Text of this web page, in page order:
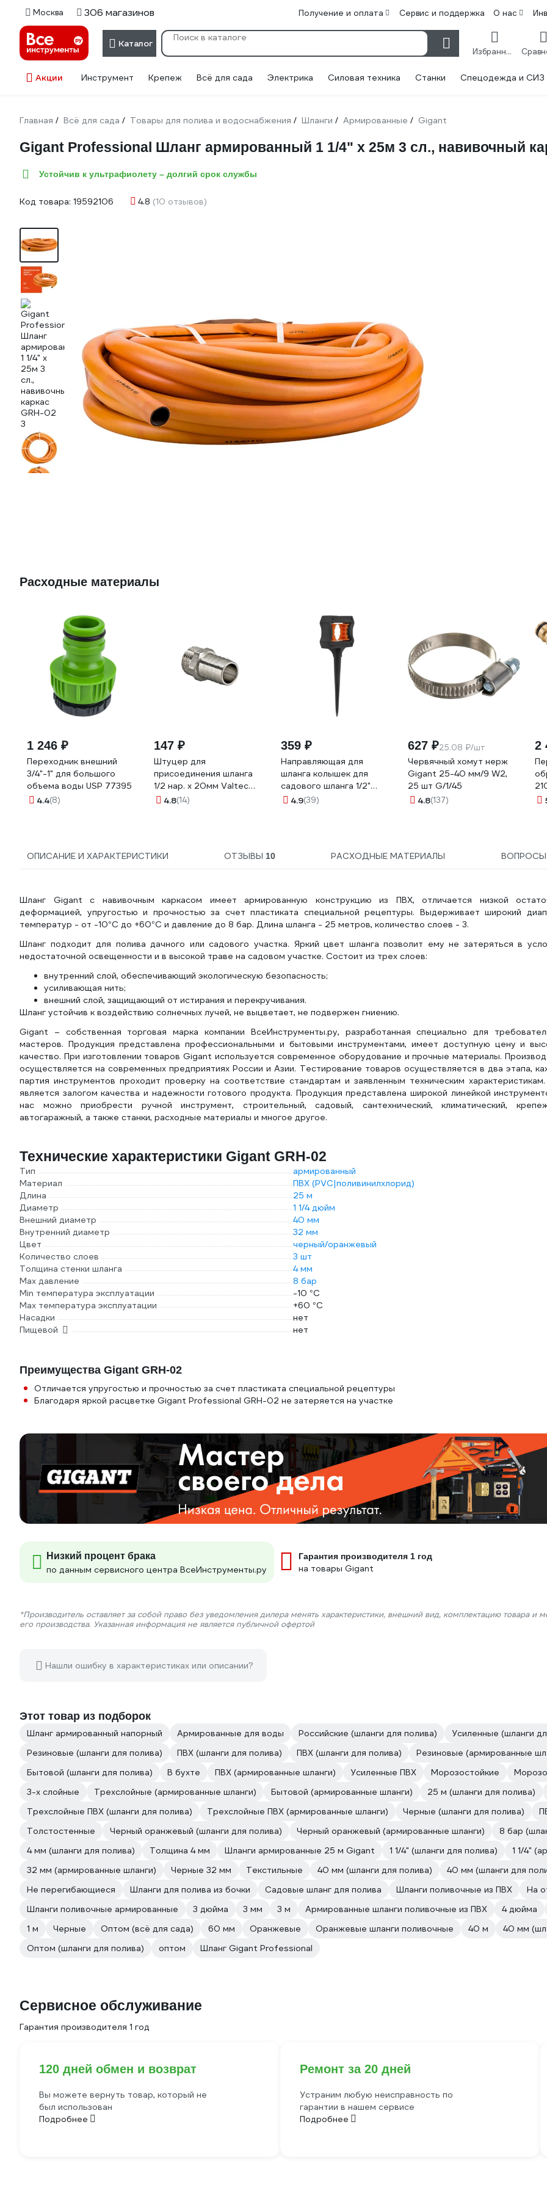
Москва 306 магазинов Получение и оплата Сервис и поддержка О нас
Каталог
Избранное
Акции Инструмент Крепеж Всё для сада Электрика Силовая техника Станки Спецодежда и СИЗ
Главная / Всё для сада / Товары для полива и водоснабжения / Шланги / Армированные / Gigant
Gigant Professional Шланг армированный 1 1/4" х 25м 3 сл., навивочный
Устойчив к ультрафиолету – долгий срок службы
Код товара: 19592106 4.8 (10 отзывов)
Расходные материалы
1 246 ₽
Переходник внешний
3/4"-1" для большого
объема воды USP 77395
4.4(8)
147 ₽
Штуцер для
присоединения шланга
1/2 нар. х 20мм Valtec
VTr.650.N.0420
4.8(14)
359 ₽
Направляющая для
шланга колышек для
садового шланга 1/2"
MasterProf ДС.070921
4.9(39)
627 ₽25.08 ₽/шт
Червячный хомут нерж
Gigant 25-40 мм/9 W2,
25 шт G/1/45
4.8(137)
2
ОПИСАНИЕ И ХАРАКТЕРИСТИКИ ОТЗЫВЫ 10 РАСХОДНЫЕ МАТЕРИАЛЫ ВОПРОСЫ
Шланг Gigant с навивочным каркасом имеет армированную конструкцию из ПВХ, отличается низкой
деформацией, упругостью и прочностью за счет пластиката специальной рецептуры. Выдерживает широкий
температур - от -10°С до +60°С и давление до 8 бар. Длина шланга - 25 метров, количество слоев - 3.
Шланг подходит для полива дачного или садового участка. Яркий цвет шланга позволит ему не затеряться в
недостаточной освещенности и в высокой траве на садовом участке. Состоит из трех слоев:
внутренний слой, обеспечивающий экологическую безопасность;
усиливающая нить;
внешний слой, защищающий от истирания и перекручивания.
Шланг устойчив к воздействию солнечных лучей, не выцветает, не подвержен гниению.
Gigant – собственная торговая марка компании ВсеИнструменты.ру, разработанная специально для
мастеров. Продукция представлена профессиональными и бытовыми инструментами, имеет доступную цену и
качество. При изготовлении товаров Gigant используется современное оборудование и прочные материалы.
осуществляется на современных предприятиях России и Азии. Тестирование товаров осуществляется в два этапа,
партия инструментов проходит проверку на соответствие стандартам и заявленным техническим
является залогом качества и надежности готового продукта. Продукция представлена широкой линейкой
нас можно приобрести ручной инструмент, строительный, садовый, сантехнический, климатический,
автогаражный, а также станки, расходные материалы и многое другое.
Технические характеристики Gigant GRH-02
Тип
армированный
Материал
ПВХ (PVC|поливинилхлорид)
Длина
25 м
Диаметр
1 1/4 дюйм
Внешний диаметр
40 мм
Внутренний диаметр
32 мм
Цвет
черный/оранжевый
Количество слоев
3 шт
Толщина стенки шланга
4 мм
Max давление
8 бар
Min температура эксплуатации
-10 °С
Мах температура эксплуатации
+60 °С
Насадки
нет
Пищевой
нет
Преимущества Gigant GRH-02
Отличается упругостью и прочностью за счет пластиката специальной рецептуры
Благодаря яркой расцветке Gigant Professional GRH-02 не затеряется на участке
Низкий процент брака
по данным сервисного центра ВсеИнструменты.ру
Гарантия производителя 1 год
на товары Gigant
*Производитель оставляет за собой право без уведомления дилера менять характеристики, внешний вид, комплектацию товара и
его производства. Указанная информация не является публичной офертой
Нашли ошибку в характеристиках или описании?
Этот товар из подборок
Шланг армированный напорный Армированные для воды Российские (шланги для полива)
Усиленные (шланги
Резиновые (шланги для полива)
ПВХ (шланги для полива) ПВХ (шланги для полива)
Резиновые (армированные
Бытовой (шланги для полива)
В бухте ПВХ (армированные шланги) Усиленные ПВХ Морозостойкие
3-х слойные
Трехслойные (армированные шланги) Бытовой (армированные шланги)
25 м (шланги для полива)
Трехслойные ПВХ (шланги для полива)
Трехслойные ПВХ (армированные шланги) Черные (шланги для полива)
Толстостенные
Черный оранжевый (шланги для полива) Черный оранжевый (армированные шланги)
8 бар
4 мм (шланги для полива)
Толщина 4 мм Шланги армированные 25 м Gigant 1 1/4" (шланги для полива)
1 1/4"
32 мм (армированные шланги)
Черные 32 мм Текстильные 40 мм (шланги для полива)
40 мм (шланги для
Не перегибающиеся
Шланги для полива из бочки Садовые шланг для полива Шланги поливочные из ПВХ
На
Шланги поливочные армированные
3 дюйма 3 мм 3 м Армированные шланги поливочные из ПВХ
4 дюйма
1 м
Черные Оптом (всё для сада) 60 мм Оранжевые Оранжевые шланги поливочные 40 м
40 мм
Оптом (шланги для полива)
оптом Шланг Gigant Professional
Сервисное обслуживание
Гарантия производителя 1 год
120 дней обмен и возврат
Вы можете вернуть товар, который не
был использован
Подробнее
Ремонт за 20 дней
Устраним любую неисправность по
гарантии в нашем сервисе
Подробнее